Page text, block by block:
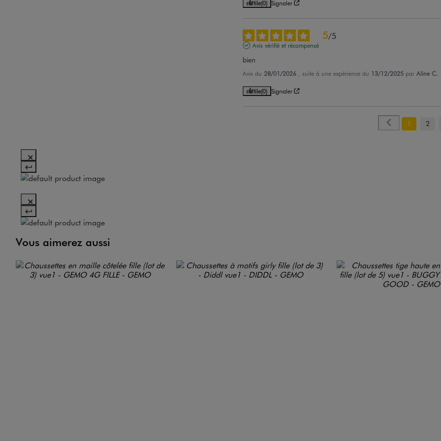
Utile(0) Signaler
5/5
Avis vérifié et récompensé
bien
Avis du 28/01/2026 , suite à une expérience du 13/12/2025 par Aline C.
Utile(0) Signaler
1 2
Vous aimerez aussi